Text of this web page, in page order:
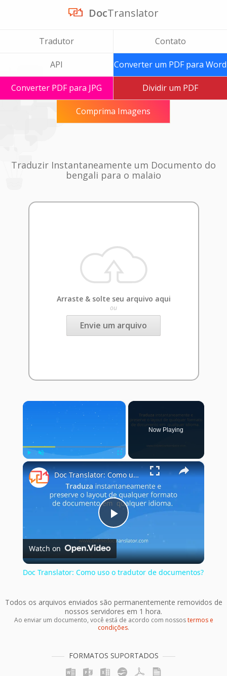
DocTranslator
Tradutor Contato
API Converter um PDF para Word
Converter PDF para JPG Dividir um PDF
Comprima Imagens
Traduzir Instantaneamente um Documento do
bengali para o malaio
Arraste & solte seu arquivo aqui
ou
Envie um arquivo
×
Play Unmute Fullscreen
Now Playing
×
Play
Video
Doc Translator: Como uso o tradutor de documentos?
Watch on
Doc Translator: Como uso o tradutor de documentos?
Todos os arquivos enviados são permanentemente removidos de
nossos servidores em 1 hora.
Ao enviar um documento, você está de acordo com nossostermos e
condições.
FORMATOS SUPORTADOS